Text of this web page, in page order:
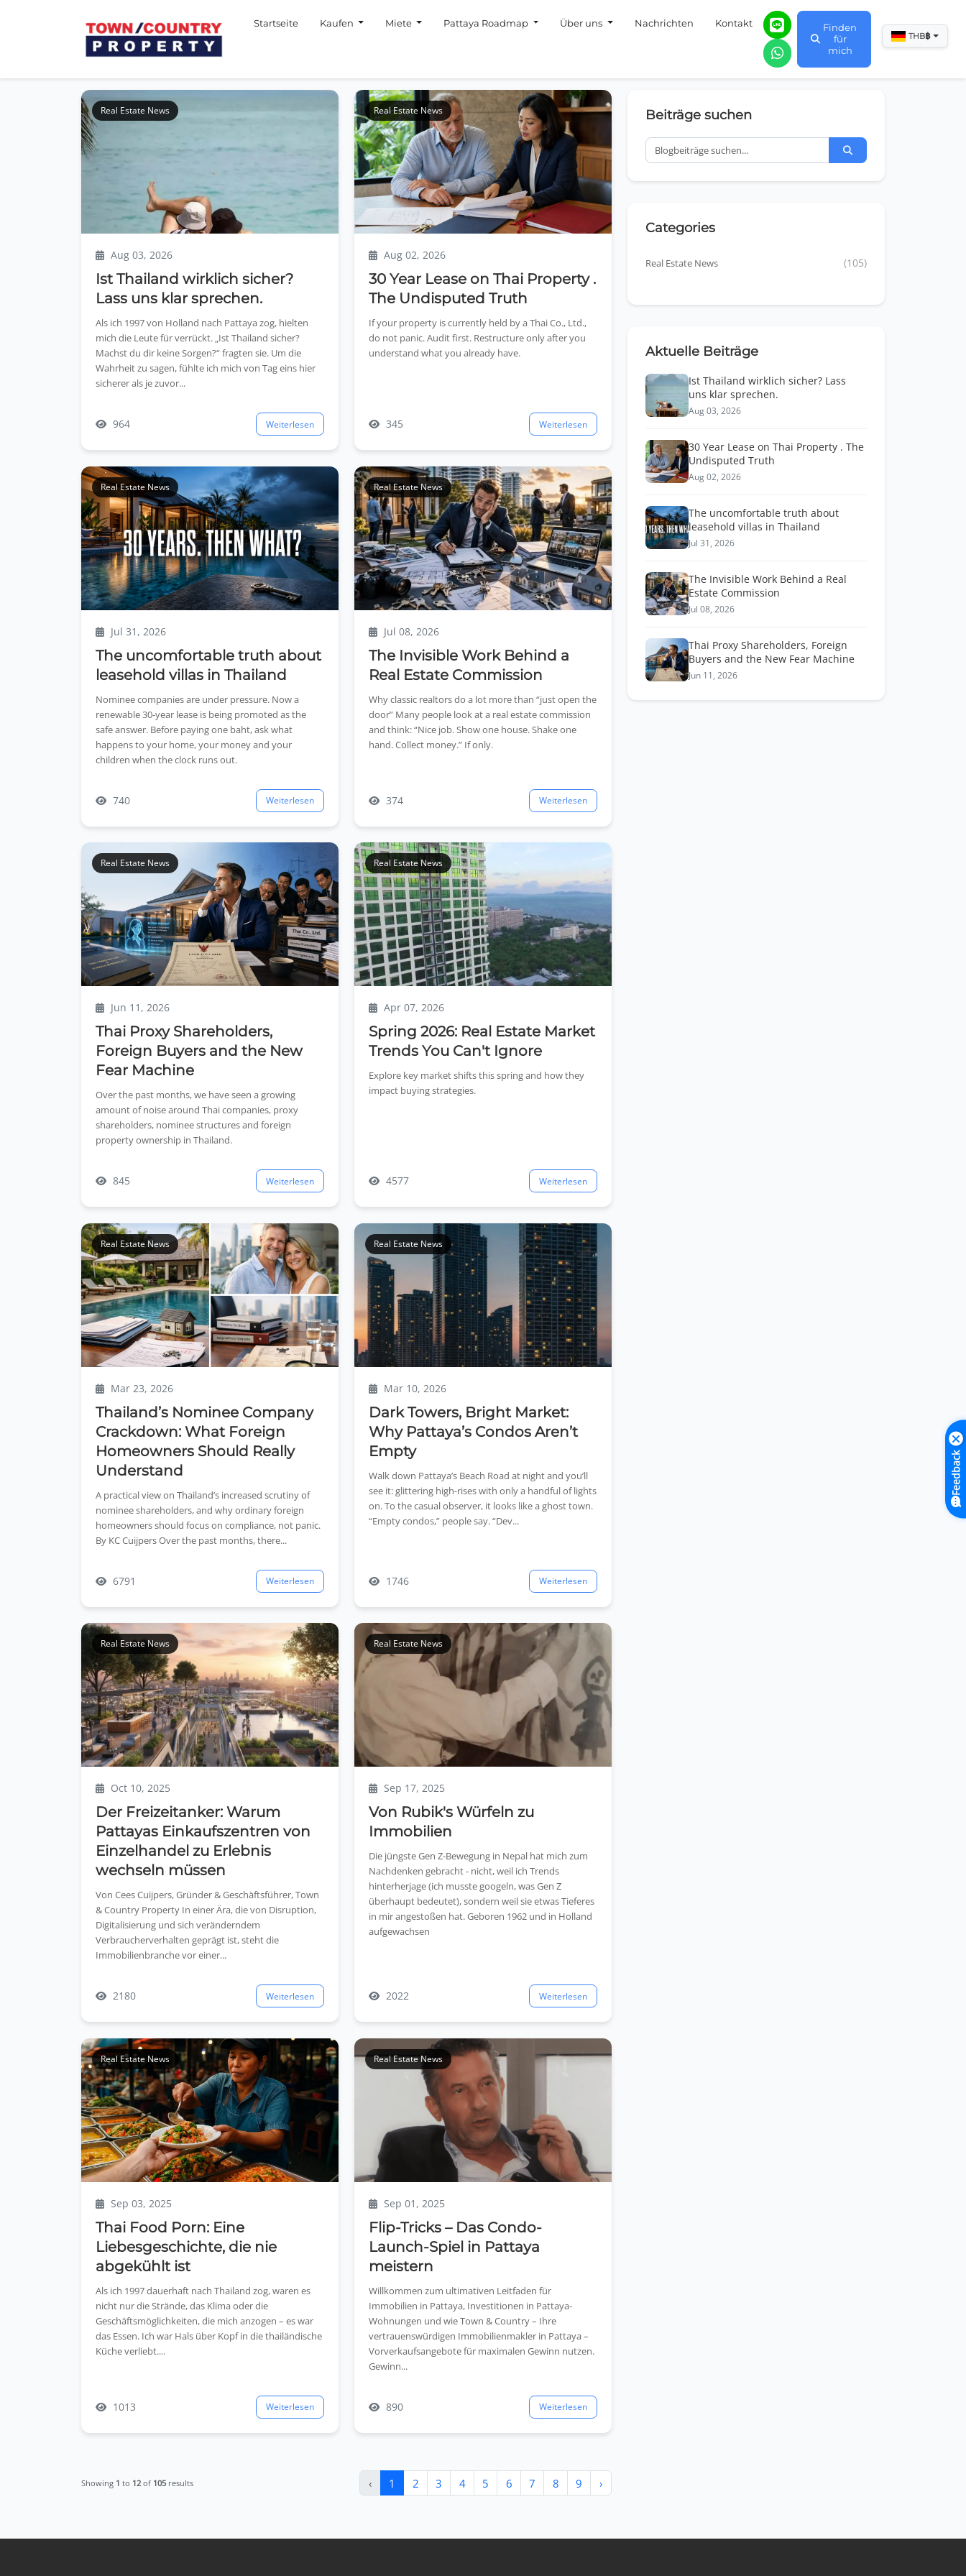
Startseite Kaufen Miete Pattaya Roadmap Über uns Nachrichten Kontakt
Finden
für
mich
THB฿
Real Estate News
Aug 03, 2026
Ist Thailand wirklich sicher?
Lass uns klar sprechen.
Als ich 1997 von Holland nach Pattaya zog, hielten
mich die Leute für verrückt. „Ist Thailand sicher?
Machst du dir keine Sorgen?“ fragten sie. Um die
Wahrheit zu sagen, fühlte ich mich von Tag eins hier
sicherer als je zuvor...
964 Weiterlesen
Real Estate News
Aug 02, 2026
30 Year Lease on Thai Property .
The Undisputed Truth
If your property is currently held by a Thai Co., Ltd.,
do not panic. Audit first. Restructure only after you
understand what you already have.
345 Weiterlesen
Real Estate News
Jul 31, 2026
The uncomfortable truth about
leasehold villas in Thailand
Nominee companies are under pressure. Now a
renewable 30-year lease is being promoted as the
safe answer. Before paying one baht, ask what
happens to your home, your money and your
children when the clock runs out.
740 Weiterlesen
Real Estate News
Jul 08, 2026
The Invisible Work Behind a
Real Estate Commission
Why classic realtors do a lot more than “just open the
door” Many people look at a real estate commission
and think: “Nice job. Show one house. Shake one
hand. Collect money.” If only.
374 Weiterlesen
Real Estate News
Jun 11, 2026
Thai Proxy Shareholders,
Foreign Buyers and the New
Fear Machine
Over the past months, we have seen a growing
amount of noise around Thai companies, proxy
shareholders, nominee structures and foreign
property ownership in Thailand.
845 Weiterlesen
Real Estate News
Apr 07, 2026
Spring 2026: Real Estate Market
Trends You Can't Ignore
Explore key market shifts this spring and how they
impact buying strategies.
4577 Weiterlesen
Real Estate News
Mar 23, 2026
Thailand’s Nominee Company
Crackdown: What Foreign
Homeowners Should Really
Understand
A practical view on Thailand’s increased scrutiny of
nominee shareholders, and why ordinary foreign
homeowners should focus on compliance, not panic.
By KC Cuijpers Over the past months, there...
6791 Weiterlesen
Real Estate News
Mar 10, 2026
Dark Towers, Bright Market:
Why Pattaya’s Condos Aren’t
Empty
Walk down Pattaya’s Beach Road at night and you’ll
see it: glittering high-rises with only a handful of lights
on. To the casual observer, it looks like a ghost town.
“Empty condos,” people say. “Dev...
1746 Weiterlesen
Real Estate News
Oct 10, 2025
Der Freizeitanker: Warum
Pattayas Einkaufszentren von
Einzelhandel zu Erlebnis
wechseln müssen
Von Cees Cuijpers, Gründer & Geschäftsführer, Town
& Country Property In einer Ära, die von Disruption,
Digitalisierung und sich veränderndem
Verbraucherverhalten geprägt ist, steht die
Immobilienbranche vor einer...
2180 Weiterlesen
Real Estate News
Sep 17, 2025
Von Rubik's Würfeln zu
Immobilien
Die jüngste Gen Z-Bewegung in Nepal hat mich zum
Nachdenken gebracht - nicht, weil ich Trends
hinterherjage (ich musste googeln, was Gen Z
überhaupt bedeutet), sondern weil sie etwas Tieferes
in mir angestoßen hat. Geboren 1962 und in Holland
aufgewachsen
2022 Weiterlesen
Real Estate News
Sep 03, 2025
Thai Food Porn: Eine
Liebesgeschichte, die nie
abgekühlt ist
Als ich 1997 dauerhaft nach Thailand zog, waren es
nicht nur die Strände, das Klima oder die
Geschäftsmöglichkeiten, die mich anzogen – es war
das Essen. Ich war Hals über Kopf in die thailändische
Küche verliebt....
1013 Weiterlesen
Real Estate News
Sep 01, 2025
Flip-Tricks – Das Condo-
Launch-Spiel in Pattaya
meistern
Willkommen zum ultimativen Leitfaden für
Immobilien in Pattaya, Investitionen in Pattaya-
Wohnungen und wie Town & Country – Ihre
vertrauenswürdigen Immobilienmakler in Pattaya –
Vorverkaufsangebote für maximalen Gewinn nutzen.
Gewinn...
890 Weiterlesen
Showing 1 to 12of 105 results ‹ 1 2 3 4 5 6 7 8 9 ›
Beiträge suchen
Categories
Real Estate News (105)
Aktuelle Beiträge
Ist Thailand wirklich sicher? Lass
uns klar sprechen.
Aug 03, 2026
30 Year Lease on Thai Property . The
Undisputed Truth
Aug 02, 2026
The uncomfortable truth about
leasehold villas in Thailand
Jul 31, 2026
The Invisible Work Behind a Real
Estate Commission
Jul 08, 2026
Thai Proxy Shareholders, Foreign
Buyers and the New Fear Machine
Jun 11, 2026
Feedback